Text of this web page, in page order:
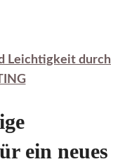
Leichtigkeit durch
ein neues